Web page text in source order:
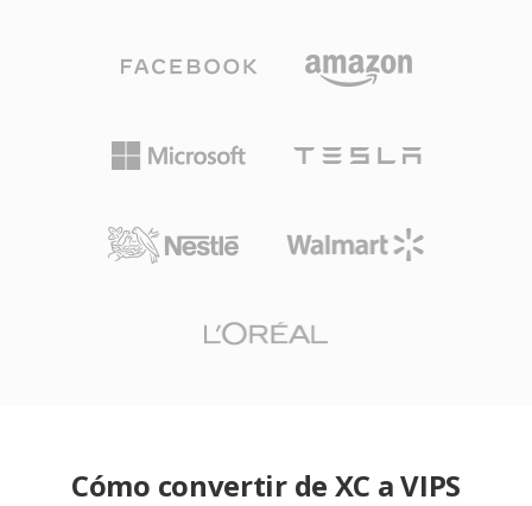
Cómo convertir de XC a VIPS